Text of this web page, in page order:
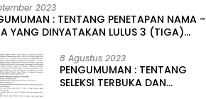
2023
: TENTANG PENETAPAN NAMA –
YANG DINYATAKAN LULUS 3 (TIGA)
PIMPINAN TINGGI PRATAMA DI
PEMERINTAH DAERAH
KONAWE
8 Agustus 2023
PENGUMUMAN : TENTANG
SELEKSI TERBUKA DAN